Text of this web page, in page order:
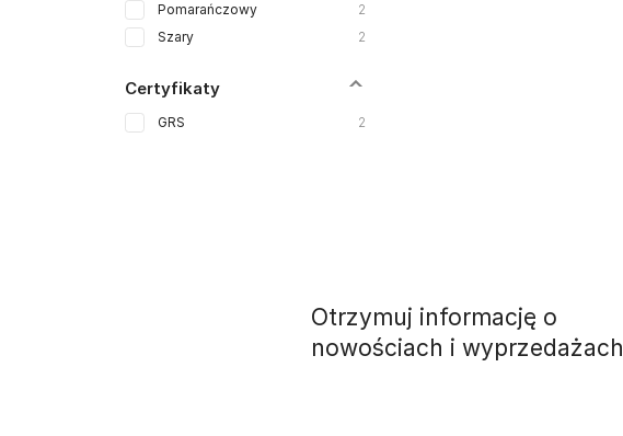
Pomarańczowy
2
Szary
2
Certyfikaty
GRS 2
Otrzymuj informację o
nowościach i wyprzedażach